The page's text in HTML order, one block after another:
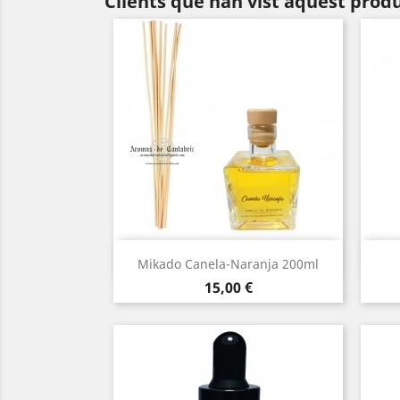
Mikado Canela-Naranja 200ml
Preu
15,00 €
Vista ràpida